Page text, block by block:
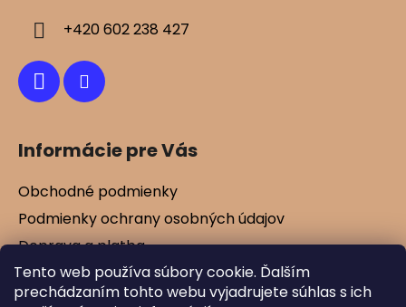
Tento web používa súbory cookie. Ďalším
prechádzaním tohto webu vyjadrujete súhlas s ich
+420 602 238 427
Informácie pre Vás
Obchodné podmienky
Podmienky ochrany osobných údajov
Doprava a platba
Kontakty
Vernostné zľavy